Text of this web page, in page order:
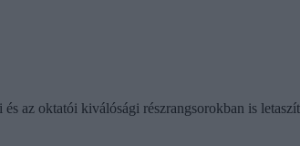
és az oktatói kiválósági részrangsorokban is